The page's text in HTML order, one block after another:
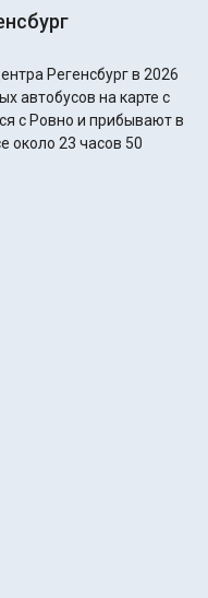
Регенсбург в 2026
автобусов на карте с
с Ровно и прибывают в
около 23 часов 50